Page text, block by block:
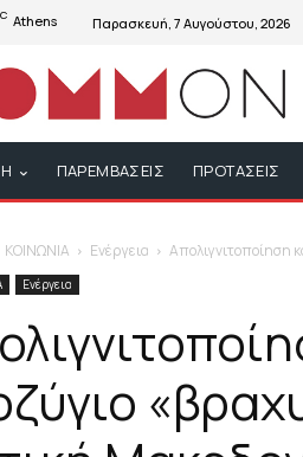
C Athens Παρασκευή, 7 Αυγούστου, 2026
ΠΑΡΕΜΒΑΣΕΙΣ ΠΡΟΤΑΣΕΙΣ
ΚΟΙΝΩΝΙΑ Ενέργεια Απολιγνιτοποίηση
Ενέργεια